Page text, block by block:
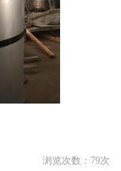
浏览次数： 79次